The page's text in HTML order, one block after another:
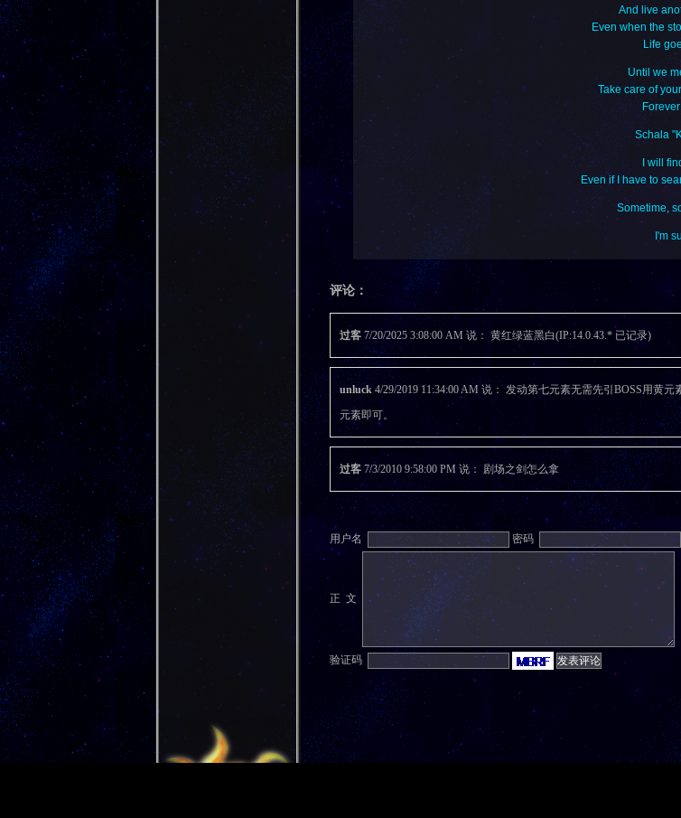
And live
Even when the
Life
Until we
Take care of
Schala
I will
Even if I have to
Sometime,
I'm
评论：
过客7/20/2025 3:08:00 AM 说： 黄红绿蓝黑白(IP:14.0.43.* 已记录)
unluck 4/29/2019 11:34:00 AM 说： 发动第七元素无需先引BOSS用黄
元素即可。
过客7/3/2010 9:58:00 PM 说： 剧场之剑怎么拿
用户名
密码
正 文
验证码